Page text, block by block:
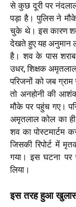
से कुछ दूरी पर
पड़ा है। पुलिस ने
चुके थे। इस कारण शव
देखते हुए यह अनुमान
है। शव के पास शराब
उधर, शिक्षक
परिजनों को जब
तो अनहोनी की
मौके पर पहुंच गए।
अमृतलाल कोल का
शव का पोस्टमार्टम
जिसकी रिपोर्ट में
गया। इस घटना पर
लिया।
इस तरह हुआ